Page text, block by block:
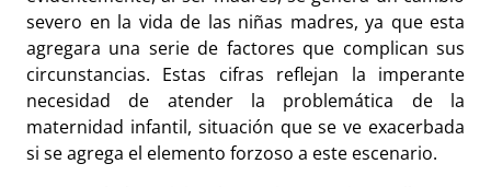
severo en la vida de las niñas madres, ya que esta
agregara una serie de factores que complican sus
circunstancias. Estas cifras reflejan la imperante
necesidad de atender la problemática de la
maternidad infantil, situación que se ve exacerbada
si se agrega el elemento forzoso a este escenario.